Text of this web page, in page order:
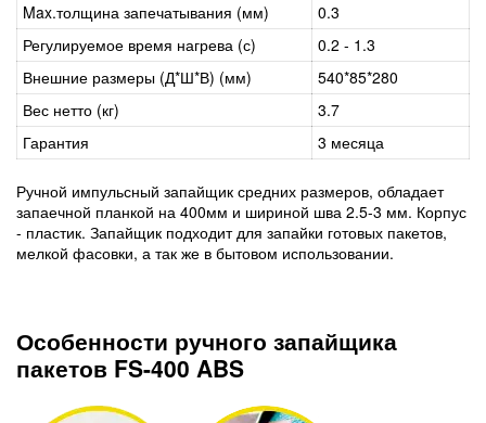
Max.толщина запечатывания (мм)
0.3
Регулируемое время нагрева (с)
0.2 - 1.3
Внешние размеры (Д*Ш*В) (мм)
540*85*280
Вес нетто (кг)
3.7
Гарантия
3 месяца
Ручной импульсный запайщик средних размеров, обладает
запаечной планкой на 400мм и шириной шва 2.5-3 мм. Корпус
- пластик. Запайщик подходит для запайки готовых пакетов,
мелкой фасовки, а так же в бытовом использовании.
Особенности ручного запайщика
пакетов FS-400 ABS